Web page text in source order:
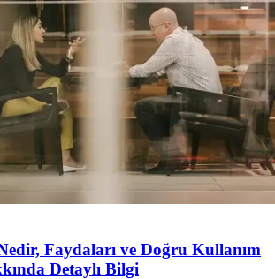
Faydaları ve Doğru Kullanım
Detaylı Bilgi